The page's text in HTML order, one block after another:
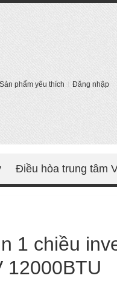
Sản phẩm yêu thích Đăng nhập
Điều hòa trung tâm
1 chiều
12000BTU